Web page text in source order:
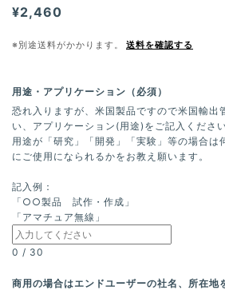
¥2,460
※別途送料がかかります。 送料を確認する
用途・アプリケーション（必須）
恐れ入りますが、米国製品ですので米国輸出
い、アプリケーション(用途)をご記入ください
用途が「研究」「開発」「実験」等の場合は
にご使用になられるかをお教え願います。
記入例：
「○○製品 試作・作成」
「アマチュア無線」
0 / 30
商用の場合はエンドユーザーの社名、所在地